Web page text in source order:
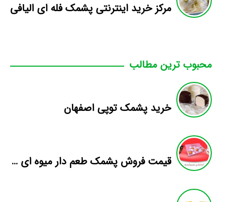
مرکز خرید اینترنتی پشمک فله ای الیافی
محبوب ترین مطالب
خرید پشمک توپی اصفهان
قیمت فروش پشمک طعم دار میوه ای در بازار